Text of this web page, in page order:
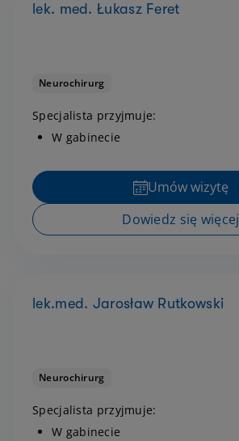
lek. med. Łukasz Feret
Neurochirurg
Specjalista przyjmuje:
W gabinecie
Umów wizytę
Dowiedz się więcej
lek.med. Jarosław Rutkowski
Neurochirurg
Specjalista przyjmuje:
W gabinecie